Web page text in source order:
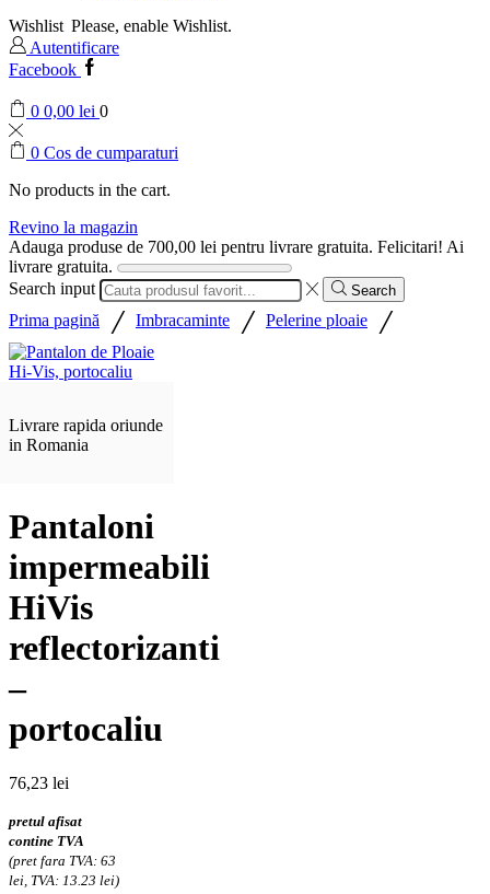
Wishlist Please, enable Wishlist.
Autentificare
Facebook
0 0,00 lei 0
0 Cos de cumparaturi
No products in the cart.
Revino la magazin
Adauga produse de 700,00 lei pentru livrare gratuita. Felicitari! Ai
livrare gratuita.
Search input
Search
Prima pagină / Imbracaminte / Pelerine ploaie /
Livrare rapida oriunde
in Romania
Pantaloni
impermeabili
HiVis
reflectorizanti
–
portocaliu
76,23 lei
pretul afisat
contine TVA
(pret fara TVA: 63
lei, TVA: 13.23 lei)